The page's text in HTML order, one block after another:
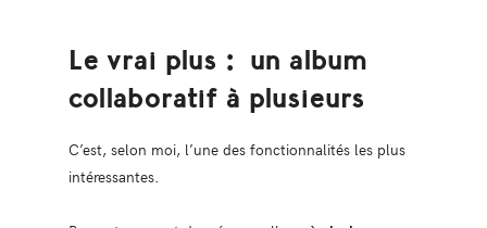
Le vrai plus : un album
collaboratif à plusieurs
C’est, selon moi, l’une des fonctionnalités les plus
intéressantes.